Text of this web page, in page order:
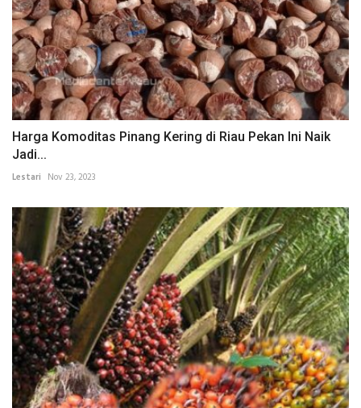
Harga Komoditas Pinang Kering di Riau Pekan Ini Naik
Jadi...
Lestari Nov 23, 2023